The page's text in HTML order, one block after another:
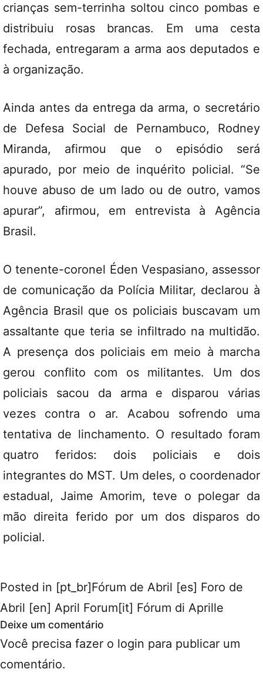
crianças sem-terrinha soltou cinco pombas e
distribuiu rosas brancas. Em uma cesta
fechada, entregaram a arma aos deputados e
à organização.
Ainda antes da entrega da arma, o secretário
de Defesa Social de Pernambuco, Rodney
Miranda, afirmou que o episódio será
apurado, por meio de inquérito policial. “Se
houve abuso de um lado ou de outro, vamos
apurar”, afirmou, em entrevista à Agência
Brasil.
O tenente-coronel Éden Vespasiano, assessor
de comunicação da Polícia Militar, declarou à
Agência Brasil que os policiais buscavam um
assaltante que teria se infiltrado na multidão.
A presença dos policiais em meio à marcha
gerou conflito com os militantes. Um dos
policiais sacou da arma e disparou várias
vezes contra o ar. Acabou sofrendo uma
tentativa de linchamento. O resultado foram
quatro feridos: dois policiais e dois
integrantes do MST. Um deles, o coordenador
estadual, Jaime Amorim, teve o polegar da
mão direita ferido por um dos disparos do
policial.
Posted in [pt_br]Fórum de Abril [es] Foro de
Abril [en] April Forum[it] Fórum di Aprille
Deixe um comentário
Você precisa fazer o login para publicar um
comentário.